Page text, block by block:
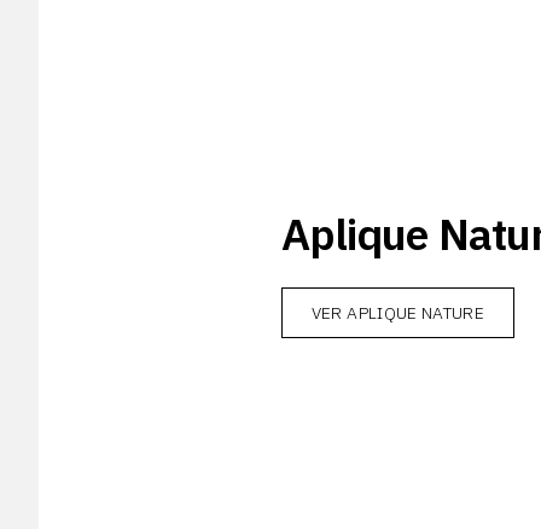
Aplique
VER APLIQUE NATURE